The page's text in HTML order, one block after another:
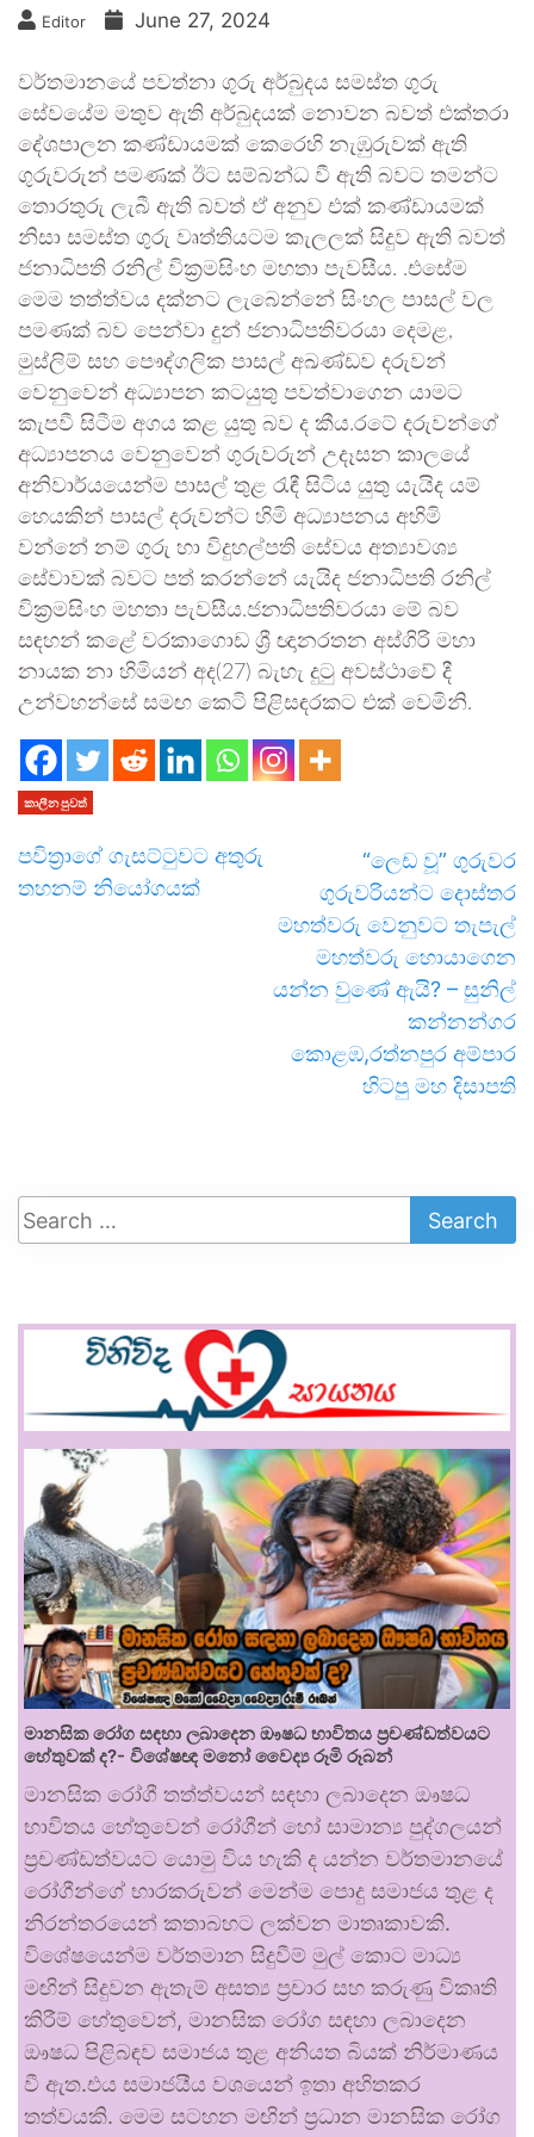
Editor June 27, 2024
වර්තමානයේ පවත්නා ගුරු අර්බුදය සමස්ත ගුරු
සේවයේම මතුව ඇති අර්බුදයක් නොවන බවත් එක්තරා
දේශපාලන කණ්ඩායමක් කෙරෙහි නැඹුරුවක් ඇති
ගුරුවරුන් පමණක් ඊට සම්බන්ධ වී ඇති බවට තමන්ට
තොරතුරු ලැබී ඇති බවත් ඒ අනුව එක් කණ්ඩායමක්
නිසා සමස්ත ගුරු වෘත්තියටම කැලලක් සිදුව ඇති බවත්
ජනාධිපති රනිල් වික්‍රමසිංහ මහතා පැවසීය. .එසේම
මෙම තත්ත්වය දක්නට ලැබෙන්නේ සිංහල පාසල් වල
පමණක් බව පෙන්වා දුන් ජනාධිපතිවරයා දෙමළ,
මුස්ලිම් සහ පෞද්ගලික පාසල් අඛණ්ඩව දරුවන්
වෙනුවෙන් අධ්‍යාපන කටයුතු පවත්වාගෙන යාමට
කැපවී සිටීම අගය කළ යුතු බව ද කීය.රටේ දරුවන්ගේ
අධ්‍යාපනය වෙනුවෙන් ගුරුවරුන් උදෑසන කාලයේ
අනිවාර්යයෙන්ම පාසල් තුළ රැඳී සිටිය යුතු යැයිද යම්
හෙයකින් පාසල් දරුවන්ට හිමි අධ්‍යාපනය අහිමි
වන්නේ නම් ගුරු හා විදුහල්පති සේවය අත්‍යාවශ්‍ය
සේවාවක් බවට පත් කරන්නේ යැයිද ජනාධිපති රනිල්
වික්‍රමසිංහ මහතා පැවසීය.ජනාධිපතිවරයා මේ බව
සඳහන් කළේ වරකාගොඩ ශ්‍රී ඥානරතන අස්ගිරි මහා
නායක නා හිමියන් අද(27) බැහැ දුටු අවස්ථාවේ දී
උන්වහන්සේ සමඟ කෙටි පිළිසඳරකට එක් වෙමිනි.
කාලීන පුවත්
පවිත්‍රාගේ ගැසට්ටුවට අතුරු
තහනම් නියෝගයක්
“ලෙඩ වූ” ගුරුවර
ගුරුවරියන්ට දොස්තර
මහත්වරු වෙනුවට තැපැල්
මහත්වරු හොයාගෙන
යන්න වුණේ ඇයි? – සුනිල්
කන්නන්ගර
කොළඹ,රත්නපුර අම්පාර
හිටපු මහ දිසාපති
මානසික රෝග සඳහා ලබාදෙන ඖෂධ භාවිතය ප්‍රචණ්ඩත්වයට
හේතුවක් ද?- විශේෂඥ මනෝ වෛද්‍ය රූමි රූබන්
මානසික රෝගී තත්ත්වයන් සඳහා ලබාදෙන ඖෂධ
භාවිතය හේතුවෙන් රෝගීන් හෝ සාමාන්‍ය පුද්ගලයන්
ප්‍රචණ්ඩත්වයට යොමු විය හැකි ද යන්න වර්තමානයේ
රෝගීන්ගේ භාරකරුවන් මෙන්ම පොදු සමාජය තුළ ද
නිරන්තරයෙන් කතාබහට ලක්වන මාතෘකාවකි.
විශේෂයෙන්ම වර්තමාන සිදුවීම් මුල් කොට මාධ්‍ය
මඟින් සිදුවන ඇතැම් අසත්‍ය ප්‍රචාර සහ කරුණු විකෘති
කිරීම් හේතුවෙන්, මානසික රෝග සඳහා ලබාදෙන
ඖෂධ පිළිබඳව සමාජය තුළ අනියත බියක් නිර්මාණය
වී ඇත.එය සමාජයීය වශයෙන් ඉතා අහිතකර
තත්වයකි. මෙම සටහන මඟින් ප්‍රධාන මානසික රෝග